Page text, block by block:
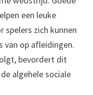
een leuke
spelers zich kunnen
van op afleidingen.
bevordert dit
algehele sociale